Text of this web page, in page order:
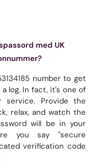
med UK
number to get
a log. In fact, it's one of
Provide the
relax, and watch the
will be in your
you say "secure
verification code